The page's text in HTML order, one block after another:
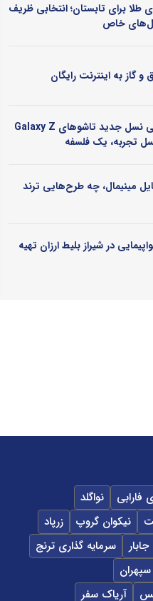
طلا برای تابستان؛ انتخابی ظریف
خاص
گاز به اینترنت رایگان
پشت صحنه مهندسی نسل جدید تاشوهای Galaxy Z
تجربه، یک فلسفه
مینیمال، چه طرح‌هایی ترند
در شیراز بلیط ارزان تهیه
فارابی
نواگلد
نیکوان گروپ
زرپاد
جابار
سرمایه گذاری ترنج
آریاک سفر